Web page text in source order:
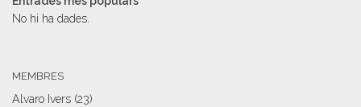
No hi ha dades.
MEMBRES
Alvaro Ivers (23)